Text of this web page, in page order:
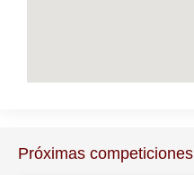
Próximas competiciones